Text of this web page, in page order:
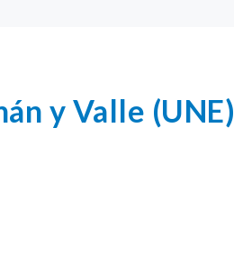
y Valle (UNE)